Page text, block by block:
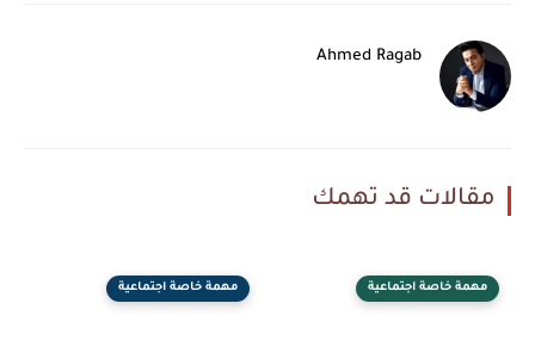
Ahmed Ragab
مقالات قد تهمك
مهمة خاصة اجتماعية مهمة خاصة اجتماعية